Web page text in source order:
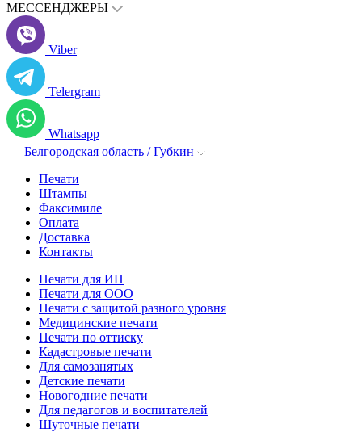
МЕССЕНДЖЕРЫ
Viber
Telergram
Whatsapp
Белгородская область / Губкин
Печати
Штампы
Факсимиле
Оплата
Доставка
Контакты
Печати для ИП
Печати для ООО
Печати с защитой разного уровня
Медицинские печати
Печати по оттиску
Кадастровые печати
Для самозанятых
Детские печати
Новогодние печати
Для педагогов и воспитателей
Шуточные печати